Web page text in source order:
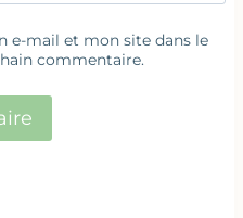
e-mail et mon site dans le
commentaire.